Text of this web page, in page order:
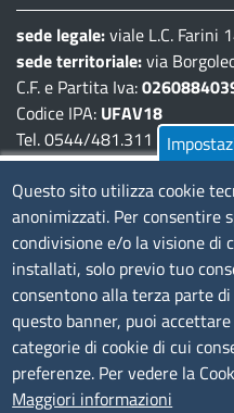
sede legale:viale L.C. Farini
sede territoriale:via
C.F. e Partita Iva:
Codice IPA: UFAV18
Tel. 0544/481.311 - 0532/
Pec:
Amministrazione
Bandi di gara
Bilanci
Concorsi e selezioni
Procedimenti
Provvedimenti
Questo sito utilizza cookie
anonimizzati. Per consentire
condivisione e/o la visione di
installati, solo previo tuo
consentono alla terza parte
questo banner, puoi
categorie di cookie di cui
preferenze. Per vedere la
Maggiori informazioni